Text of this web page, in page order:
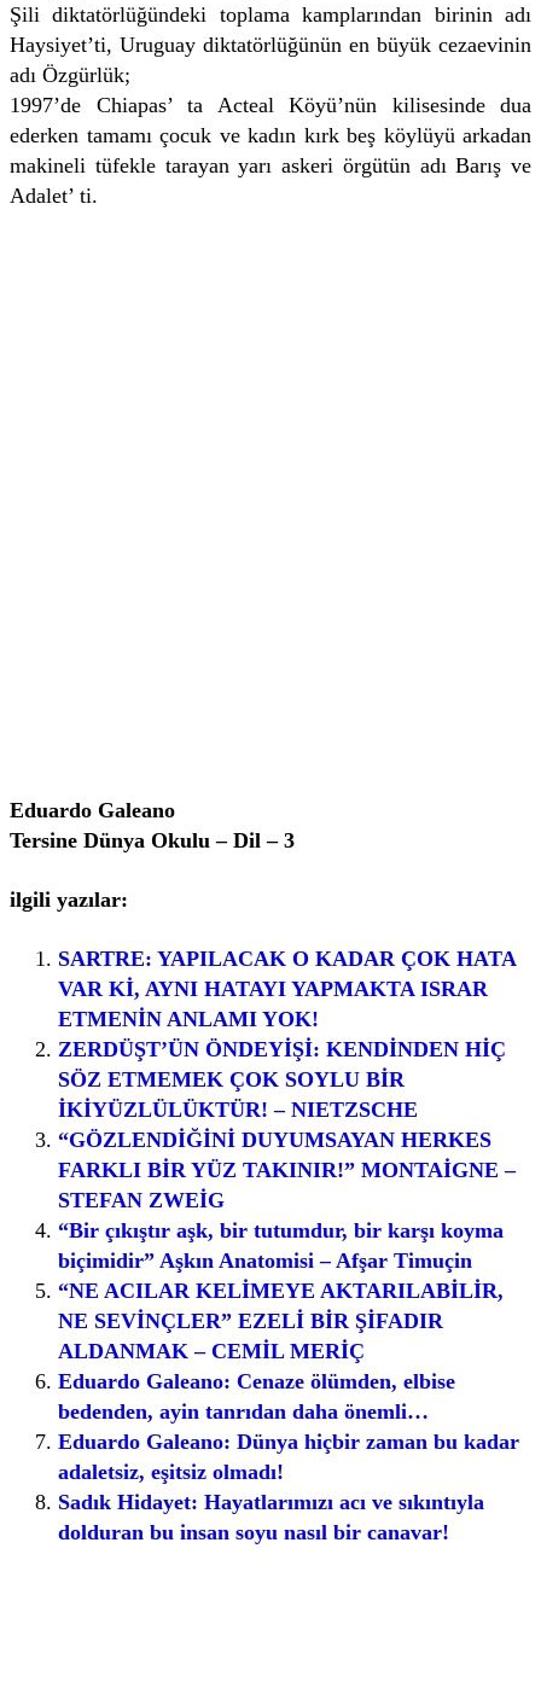
Şili diktatörlüğündeki toplama kamplarından birinin adı
Haysiyet’ti, Uruguay diktatörlüğünün en büyük cezaevinin
adı Özgürlük;
1997’de Chiapas’ ta Acteal Köyü’nün kilisesinde dua
ederken tamamı çocuk ve kadın kırk beş köylüyü arkadan
makineli tüfekle tarayan yarı askeri örgütün adı Barış ve
Adalet’ ti.
Eduardo Galeano
Tersine Dünya Okulu – Dil – 3
ilgili yazılar:
SARTRE: YAPILACAK O KADAR ÇOK HATA
VAR Kİ, AYNI HATAYI YAPMAKTA ISRAR
ETMENİN ANLAMI YOK!
ZERDÜŞT’ÜN ÖNDEYİŞİ: KENDİNDEN HİÇ
SÖZ ETMEMEK ÇOK SOYLU BİR
İKİYÜZLÜLÜKTÜR! – NIETZSCHE
“GÖZLENDİĞİNİ DUYUMSAYAN HERKES
FARKLI BİR YÜZ TAKINIR!” MONTAİGNE –
STEFAN ZWEİG
“Bir çıkıştır aşk, bir tutumdur, bir karşı koyma
biçimidir” Aşkın Anatomisi – Afşar Timuçin
“NE ACILAR KELİMEYE AKTARILABİLİR,
NE SEVİNÇLER” EZELİ BİR ŞİFADIR
ALDANMAK – CEMİL MERİÇ
Eduardo Galeano: Cenaze ölümden, elbise
bedenden, ayin tanrıdan daha önemli…
Eduardo Galeano: Dünya hiçbir zaman bu kadar
adaletsiz, eşitsiz olmadı!
Sadık Hidayet: Hayatlarımızı acı ve sıkıntıyla
dolduran bu insan soyu nasıl bir canavar!